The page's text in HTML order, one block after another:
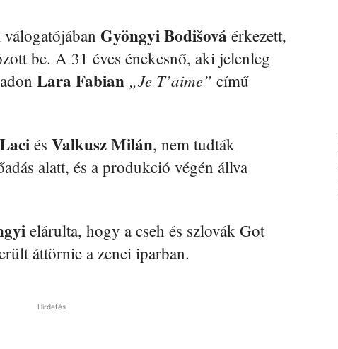
Gyöngyi Bodišová érkezett,
be. A 31 éves énekesnő, aki jelenleg
Lara Fabian „Je T’aime” című
és Valkusz Milán, nem tudták
alatt, és a produkció végén állva
elárulta, hogy a cseh és szlovák Got
áttörnie a zenei iparban.
Hirdetés